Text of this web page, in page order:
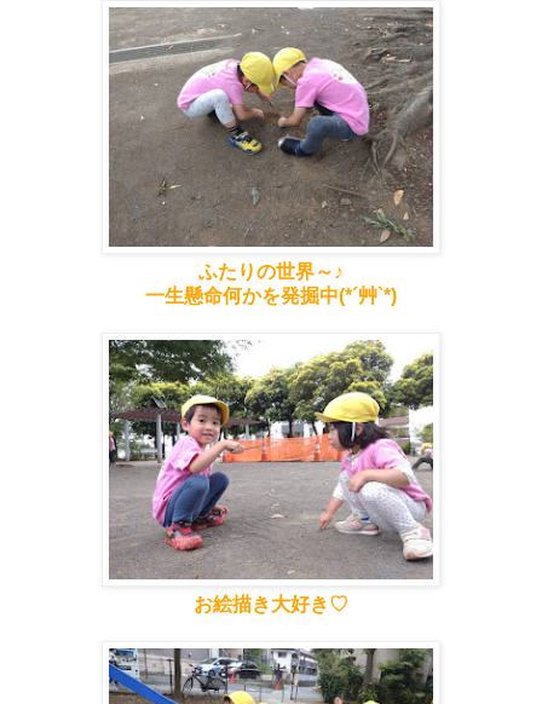
ふたりの世界～♪
一生懸命何かを発掘中(*´艸`*)
お絵描き大好き♡